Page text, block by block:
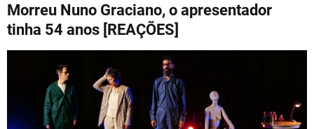
v
e
ç
Morreu Nuno Graciano, o apresentador
tinha 54 anos [REAÇÕES]